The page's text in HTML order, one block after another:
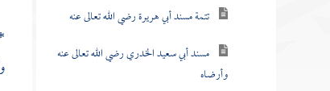
تتمة مسند أبي هريرة رضي الله تعالى عنه
مسند أبي سعيد الخدري رضي الله تعالى عنه
وأرضاه